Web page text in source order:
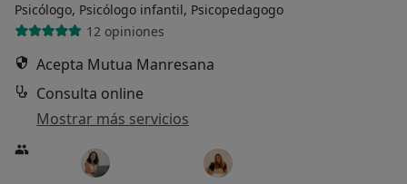
Psicólogo, Psicólogo infantil, Psicopedagogo
12 opiniones
Acepta Mutua Manresana
Consulta online
Mostrar más servicios